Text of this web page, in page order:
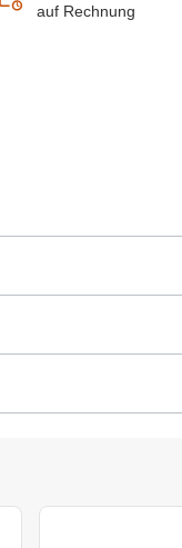
auf Rechnung